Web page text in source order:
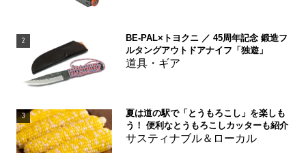
2
BE-PAL×トヨクニ ／ 45周年記念 鍛造フ
ルタングアウトドアナイフ「独遊」
道具・ギア
3
夏は道の駅で「とうもろこし」を楽しも
う！ 便利なとうもろこしカッターも紹介
サスティナブル＆ローカル